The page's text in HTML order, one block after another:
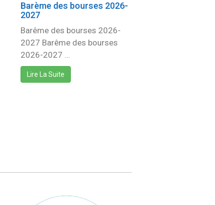
Barème des bourses 2026-
2027
Barême des bourses 2026-
2027 Barême des bourses
2026-2027 …
Lire La Suite